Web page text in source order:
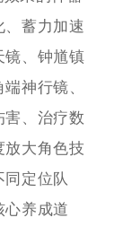
蓄力加速
镜、钟馗镇
神行镜、
害、治疗数
放大角色技
定位队
心养成道